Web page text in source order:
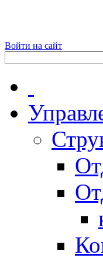
Войти на сайт